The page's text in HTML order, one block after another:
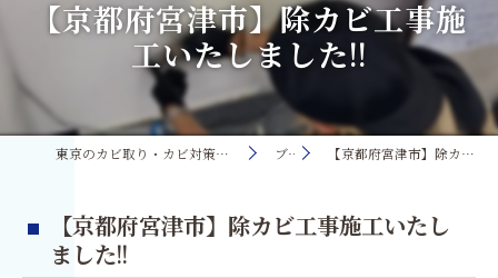
【京都府宮津市】除カビ工事施
工いたしました!!
東京のカビ取り・カビ対策ならMIST工法®カビ取リフォーム ブログ 【京都府宮津市】除カビ工事施工いたしました!!
【京都府宮津市】除カビ工事施工いたし
ました!!